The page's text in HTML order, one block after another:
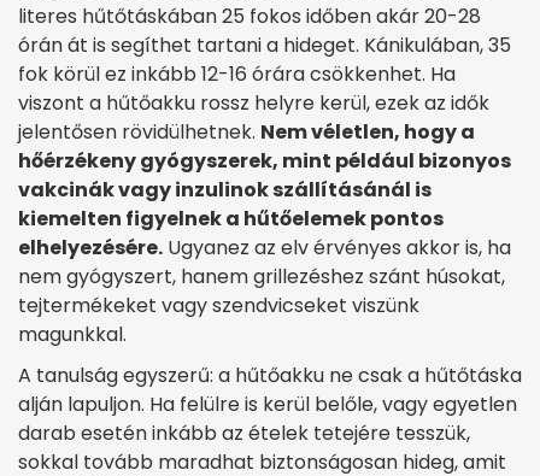
literes hűtőtáskában 25 fokos időben akár 20-28
órán át is segíthet tartani a hideget. Kánikulában, 35
fok körül ez inkább 12-16 órára csökkenhet. Ha
viszont a hűtőakku rossz helyre kerül, ezek az idők
jelentősen rövidülhetnek. Nem véletlen, hogy a
hőérzékeny gyógyszerek, mint például bizonyos
vakcinák vagy inzulinok szállításánál is
kiemelten figyelnek a hűtőelemek pontos
elhelyezésére. Ugyanez az elv érvényes akkor is, ha
nem gyógyszert, hanem grillezéshez szánt húsokat,
tejtermékeket vagy szendvicseket viszünk
magunkkal.
A tanulság egyszerű: a hűtőakku ne csak a hűtőtáska
alján lapuljon. Ha felülre is kerül belőle, vagy egyetlen
darab esetén inkább az ételek tetejére tesszük,
sokkal tovább maradhat biztonságosan hideg, amit